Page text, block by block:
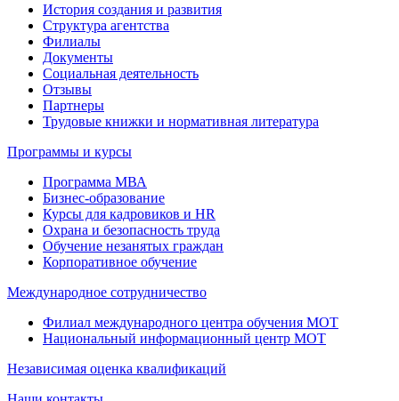
История создания и развития
Структура агентства
Филиалы
Документы
Социальная деятельность
Отзывы
Партнеры
Трудовые книжки и нормативная литература
Программы и курсы
Программа МВА
Бизнес-образование
Курсы для кадровиков и HR
Охрана и безопасность труда
Обучение незанятых граждан
Корпоративное обучение
Международное сотрудничество
Филиал международного центра обучения МОТ
Национальный информационный центр МОТ
Независимая оценка квалификаций